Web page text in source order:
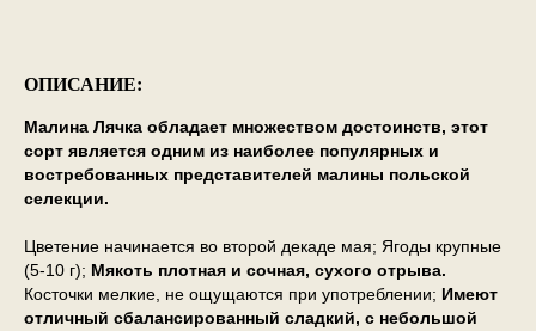
ОПИСАНИЕ:
Малина Лячка обладает множеством достоинств, этот
сорт является одним из наиболее популярных и
востребованных представителей малины польской
селекции.
Цветение начинается во второй декаде мая; Ягоды крупные
(5-10 г); Мякоть плотная и сочная, сухого отрыва.
Косточки мелкие, не ощущаются при употреблении; Имеют
отличный сбалансированный сладкий, с небольшой